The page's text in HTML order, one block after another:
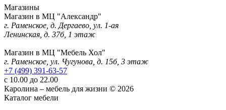
Магазины
Магазин в МЦ "Александр"
г. Раменское, д. Дергаево, ул. 1-ая
Ленинская, д. 37б, 1 этаж
Магазин в МЦ "Мебель Хол"
г. Раменское, ул. Чугунова, д. 15б, 3 этаж
+7 (499) 391-63-57
с 10.00 до 22.00
Каролина – мебель для жизни © 2026
Каталог мебели